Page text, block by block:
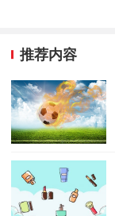
推荐内容